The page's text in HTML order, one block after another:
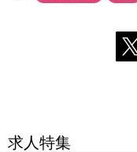
求人特集